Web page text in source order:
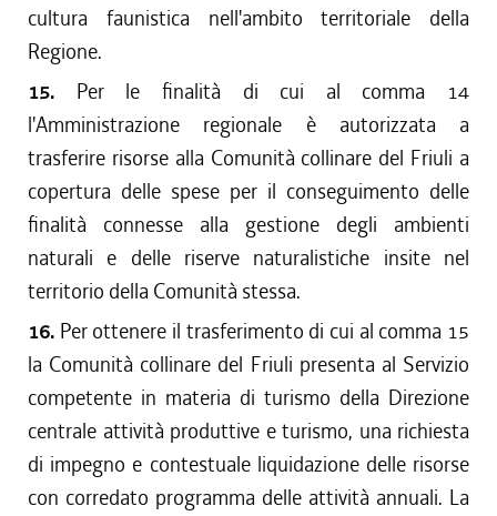
cultura faunistica nell'ambito territoriale della
Regione.
15. Per le finalità di cui al comma 14
l'Amministrazione regionale è autorizzata a
trasferire risorse alla Comunità collinare del Friuli a
copertura delle spese per il conseguimento delle
finalità connesse alla gestione degli ambienti
naturali e delle riserve naturalistiche insite nel
territorio della Comunità stessa.
16. Per ottenere il trasferimento di cui al comma 15
la Comunità collinare del Friuli presenta al Servizio
competente in materia di turismo della Direzione
centrale attività produttive e turismo, una richiesta
di impegno e contestuale liquidazione delle risorse
con corredato programma delle attività annuali. La